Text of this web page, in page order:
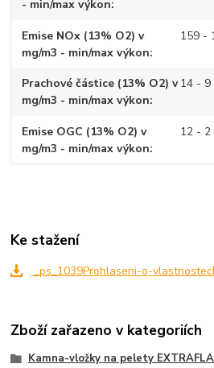
- min/max výkon
Emise NOx (13% O2) v
mg/m3 - min/max výkon
159 -
Prachové částice (13% O2) v
mg/m3 - min/max výkon
14 - 9
Emise OGC (13% O2) v
mg/m3 - min/max výkon
12 - 2
Ke stažení
_ps_1039Prohlaseni-o-
Zboží zařazeno v kategoriích
Kamna-vložky na pelety